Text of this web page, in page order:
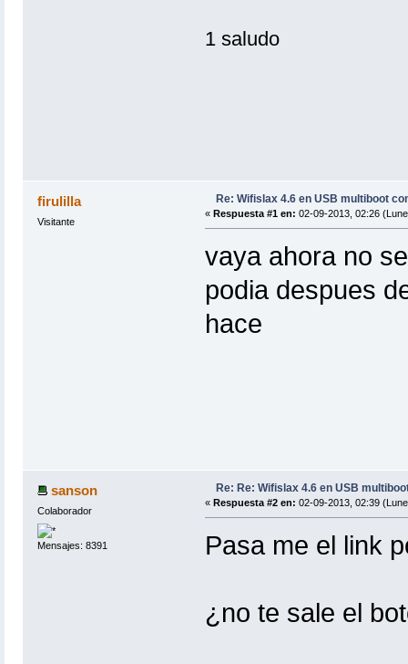
1 saludo
firulilla
Visitante
Re: Wifislax 4.6 en USB multiboot
« Respuesta #1 en: 02-09-2013, 02:26
vaya ahora no
podia despues
hace
sanson
Colaborador
Mensajes: 8391
Re: Re: Wifislax 4.6 en USB
« Respuesta #2 en: 02-09-2013, 02:39
Pasa me el link
¿no te sale el